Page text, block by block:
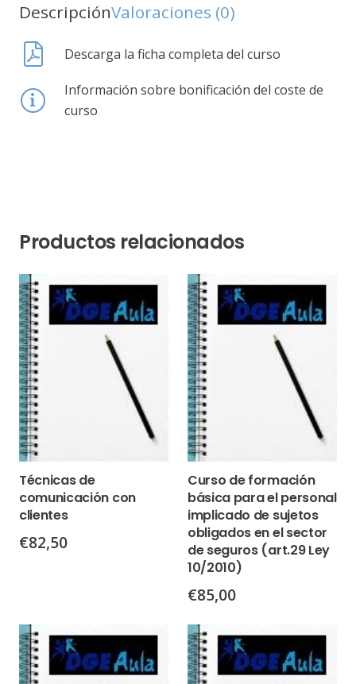
DescripciónValoraciones (0)
Descarga la ficha completa del curso
Información sobre bonificación del coste de
curso
Productos relacionados
Técnicas de
comunicación con
clientes
€82,50
Curso de formación
básica para el personal
implicado de sujetos
obligados en el sector
de seguros (art.29 Ley
10/2010)
€85,00